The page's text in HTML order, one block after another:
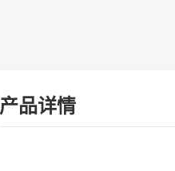
产品详情